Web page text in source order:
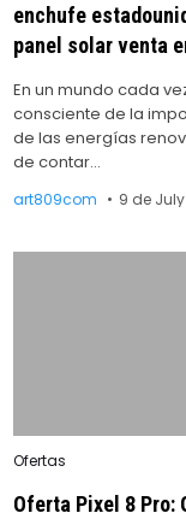
enchufe
panel solar venta
En un mundo cada
consciente de la
de las energías
de contar…
art809com 9 de
Posted
Ofertas
Oferta Pixel 8 Pro: